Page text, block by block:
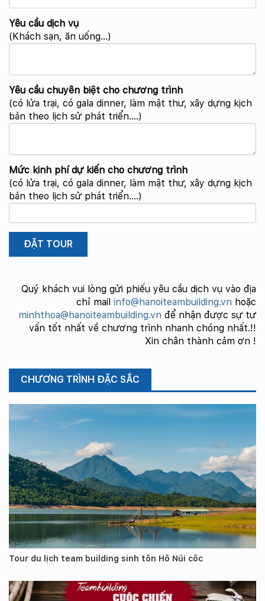
Yêu cầu dịch vụ
(Khách sạn, ăn uống...)
Yêu cầu chuyên biệt cho chương trình
(có lửa trại, có gala dinner, làm mật thư, xây dựng kịch
bản theo lịch sử phát triển….)
Mức kinh phí dự kiến cho chương trình
(có lửa trại, có gala dinner, làm mật thư, xây dựng kịch
bản theo lịch sử phát triển….)
Quý khách vui lòng gửi phiếu yêu cầu dịch vụ vào địa
chỉ mail info@hanoiteambuilding.vn hoặc
minhthoa@hanoiteambuilding.vn để nhận được sự tư
vấn tốt nhất về chương trình nhanh chóng nhất.!!
Xin chân thành cảm ơn !
CHƯƠNG TRÌNH ĐẶC SẮC
Tour du lịch team building sinh tồn Hồ Núi cốc